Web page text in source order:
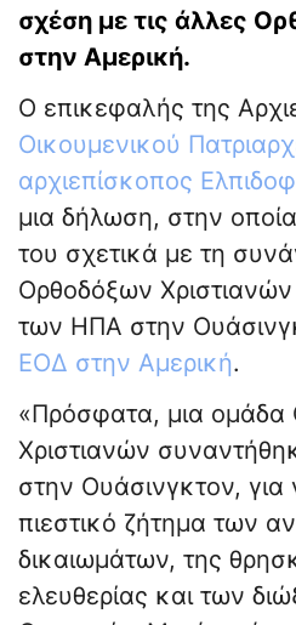
σχέση με τις άλλες
στην Αμερική.
Ο επικεφαλής της
Οικουμενικού
αρχιεπίσκοπος
μια δήλωση, στην
του σχετικά με τη
Ορθοδόξων
των ΗΠΑ στην
ΕΟΔ στην Αμερική.
«Πρόσφατα, μια ομάδα
Χριστιανών
στην Ουάσινγκτον,
πιεστικό ζήτημα των
δικαιωμάτων, της
ελευθερίας και των